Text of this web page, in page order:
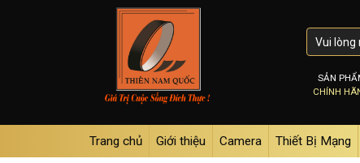
SẢN
CHÍNH
Trang chủ Giới thiệu Camera Thiết Bị Mạng